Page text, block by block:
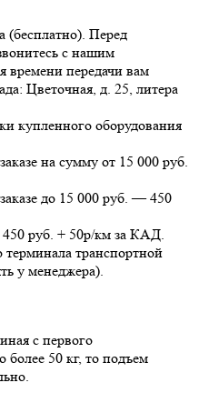
(бесплатно). Перед
с нашим
времени передачи вам
Цветочная, д. 25, литера
купленного оборудования
на сумму от 15 000 руб.
до 15 000 руб. — 450
руб. + 50р/км за КАД.
транспортной
у менеджера).
с первого
более 50 кг, то подъем